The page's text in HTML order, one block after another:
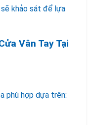
khảo sát để lựa
Vân Tay Tại
phù hợp dựa trên: